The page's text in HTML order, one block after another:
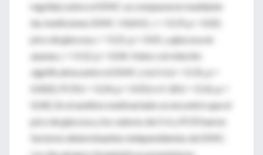
mg/día) sobre el EIMC se compararon mediante
las mediciones EIMC: HbA1C, r = 0.19, p = 0.02;
pico de glucosa, r = 0.21, p = 0.01, y glucosa en
ayunas, r = 0.12, p = 0.04. Hubo correlación
significativa entre el EIMC y la Il-6 (r = 0.31, p =
0.002), PCR (r = 0.24, p = 0.01) e Il-18 (r = 0.16, p =
0.04). En el análisis multivariado se encontró que el
pico de glucosa y los valores de Il-6 y PCR fueron
factores determinantes independientes de EIMC.